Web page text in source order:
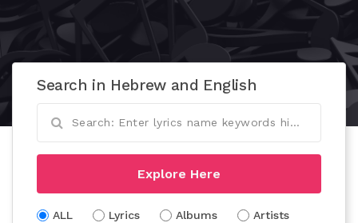
Search in Hebrew and English
Explore Here
ALL Lyrics Albums Artists